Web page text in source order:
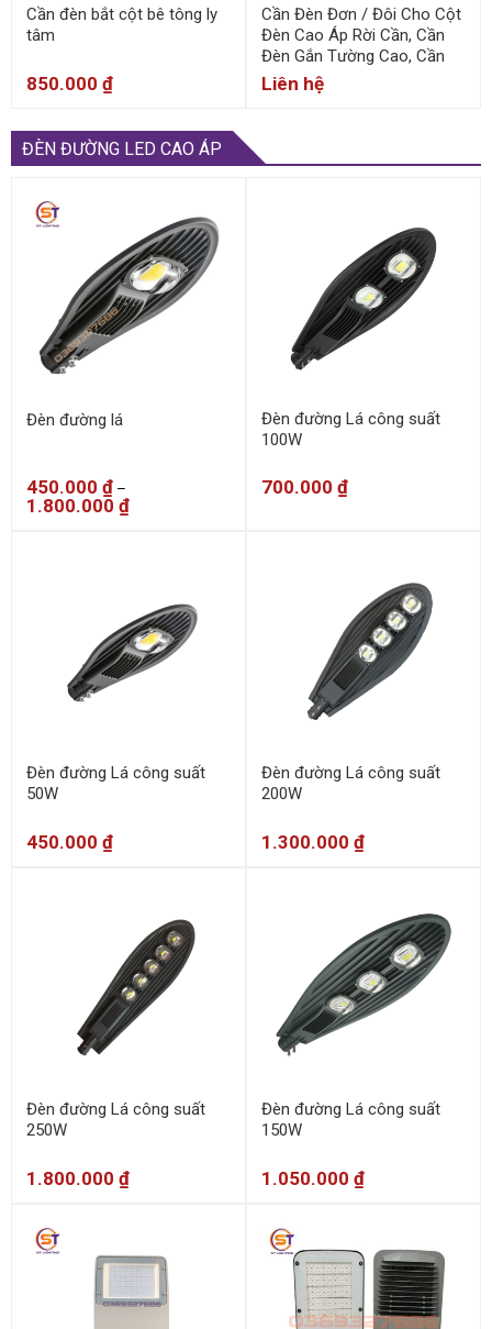
Cần đèn bắt cột bê tông ly
tâm
850.000 ₫
Cần Đèn Đơn / Đôi Cho Cột
Đèn Cao Áp Rời Cần, Cần
Đèn Gắn Tường Cao, Cần
Đèn Cột Bê Tông
Liên hệ
ĐÈN ĐƯỜNG LED CAO ÁP
Đèn đường lá
450.000 ₫–
1.800.000 ₫
Đèn đường Lá công suất
100W
700.000 ₫
Đèn đường Lá công suất
50W
450.000 ₫
Đèn đường Lá công suất
200W
1.300.000 ₫
Đèn đường Lá công suất
250W
1.800.000 ₫
Đèn đường Lá công suất
150W
1.050.000 ₫